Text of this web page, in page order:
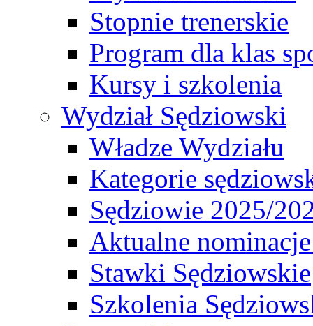
Stopnie trenerskie
Program dla klas
Kursy i szkolenia
Wydział Sędziowski
Władze Wydziału
Kategorie
Sędziowie 2025/
Aktualne
Stawki Sędziowskie
Szkolenia